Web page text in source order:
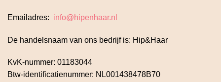
Emailadres: info@hipenhaar.nl
De handelsnaam van ons bedrijf is: Hip&Haar
KvK-nummer: 01183044
Btw-identificatienummer: NL001438478B70